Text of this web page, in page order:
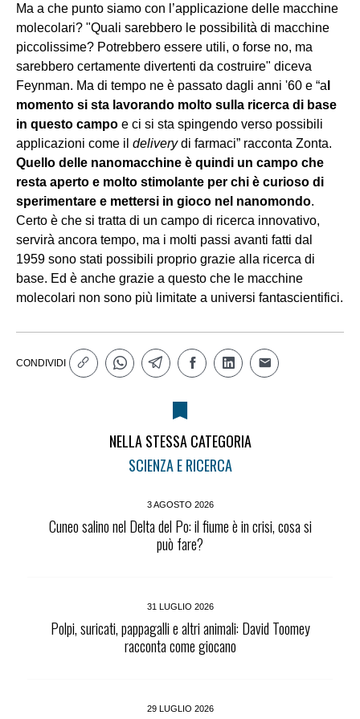
Ma a che punto siamo con l’applicazione delle macchine
molecolari? "Quali sarebbero le possibilità di macchine
piccolissime? Potrebbero essere utili, o forse no, ma
sarebbero certamente divertenti da costruire" diceva
Feynman. Ma di tempo ne è passato dagli anni '60 e “a
momento si sta lavorando molto sulla ricerca di base
in questo campo e ci si sta spingendo verso possibili
applicazioni come il deliverydi farmaci” racconta Zonta.
Quello delle nanomacchine è quindi un campo che
resta aperto e molto stimolante per chi è curioso di
sperimentare e mettersi in gioco nel nanomondo.
Certo è che si tratta di un campo di ricerca innovativo,
servirà ancora tempo, ma i molti passi avanti fatti dal
1959 sono stati possibili proprio grazie alla ricerca di
base. Ed è anche grazie a questo che le macchine
molecolari non sono più limitate a universi fantascientifici.
CONDIVIDI
NELLA STESSA CATEGORIA
SCIENZA E RICERCA
3 AGOSTO 2026
Cuneo salino nel Delta del Po: il fiume è in crisi, cosa si
può fare?
31 LUGLIO 2026
Polpi, suricati, pappagalli e altri animali: David Toomey
racconta come giocano
29 LUGLIO 2026